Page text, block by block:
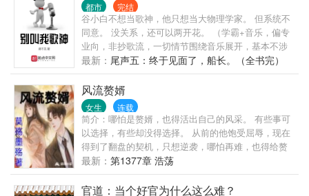
都市 完结
谷小白不想当歌神，他只想当大物理学家。 但系统不
同意。 没关系，还可以两开花。 （学霸+音乐，偏专
业向，非抄歌流，一切情节围绕音乐展开，基本不涉
足其他娱乐或商业领域。） 群：8520910
最新： 尾声五：终于见面了，船长。（全书完）
风流赘婿
女生 连载
简介：哪怕是赘婿，也得活出自己的风采。 有些事可
以选择，有些却没得选择。 从前的他饱受屈辱，现在
得到了翻盘的契机，只想逆袭，哪怕再难，也得给赘
婿正名，来人间一趟，不能留有遗憾。 美人，江山，
我都要。
最新： 第1377章 浩荡
官道：当个好官为什么这么难？